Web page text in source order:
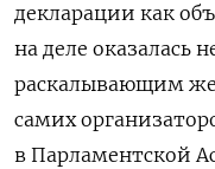
декларации как
на деле оказалась
раскалывающим
самих
в Парламентской